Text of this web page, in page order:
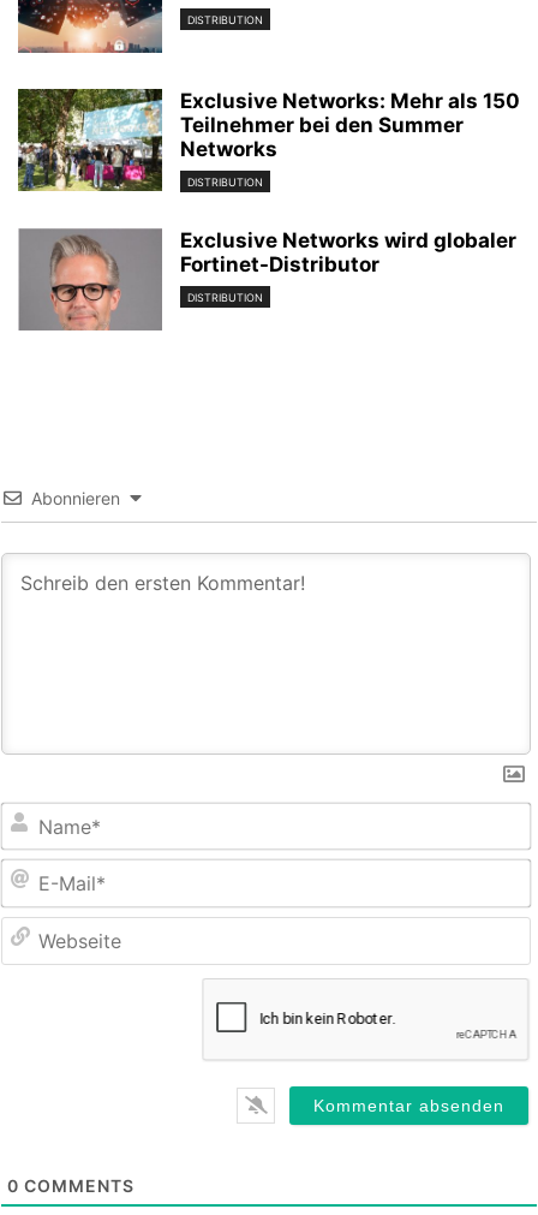
DISTRIBUTION
Exclusive Networks: Mehr als 150
Teilnehmer bei den Summer
Networks
DISTRIBUTION
Exclusive Networks wird globaler
Fortinet-Distributor
DISTRIBUTION
Abonnieren
0 COMMENTS